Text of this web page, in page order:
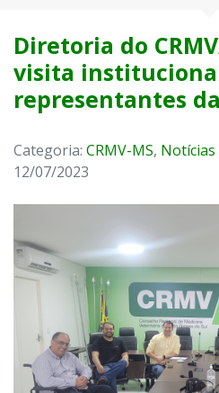
Diretoria do
visita
representantes
Categoria: CRMV-MS, Notícias
12/07/2023